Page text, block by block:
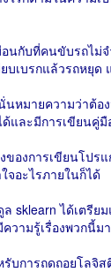
อนกับที่คนขับรถไม่จ
ยบเบรกแล้วรถหยุด
นหมายความว่าต้อ
และมีการเขียนคู่มื
งของการเขียนโปร
ใจอะไรภายในก็ได้
sklearn ได้เตรีย
ความรู้เรื่องพวกนี้ม
รับการถดถอยโลจิ